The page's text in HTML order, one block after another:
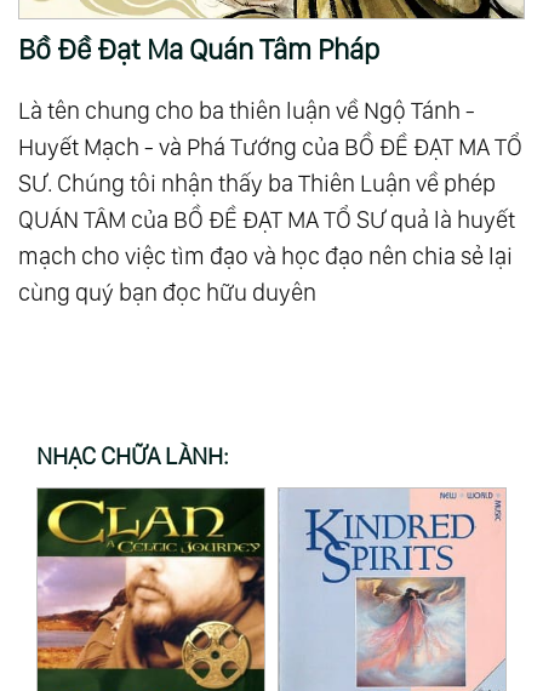
Bồ Đề Đạt Ma Quán Tâm Pháp
Là tên chung cho ba thiên luận về Ngộ Tánh -
Huyết Mạch - và Phá Tướng của BỒ ĐỀ ĐẠT MA TỔ
SƯ. Chúng tôi nhận thấy ba Thiên Luận về phép
QUÁN TÂM của BỒ ĐỀ ĐẠT MA TỔ SƯ quả là huyết
mạch cho việc tìm đạo và học đạo nên chia sẻ lại
cùng quý bạn đọc hữu duyên
NHẠC CHỮA LÀNH: